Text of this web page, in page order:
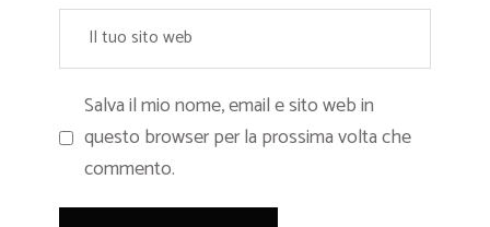
Salva il mio nome, email e sito web in
questo browser per la prossima volta che
commento.